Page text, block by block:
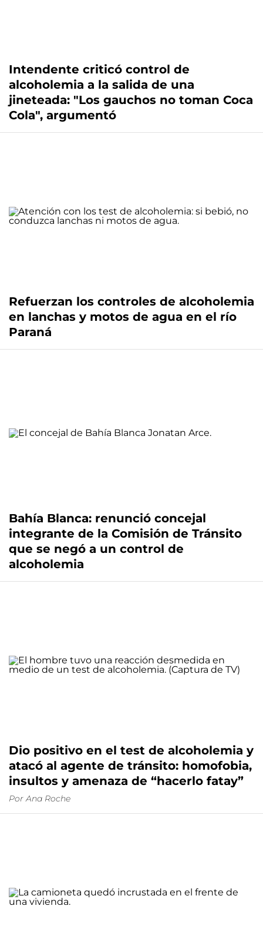
Intendente criticó control de
alcoholemia a la salida de una
jineteada: "Los gauchos no toman Coca
Cola", argumentó
Refuerzan los controles de alcoholemia
en lanchas y motos de agua en el río
Paraná
Bahía Blanca: renunció concejal
integrante de la Comisión de Tránsito
que se negó a un control de
alcoholemia
Dio positivo en el test de alcoholemia y
atacó al agente de tránsito: homofobia,
insultos y amenaza de “hacerlo fatay”
Por Ana Roche